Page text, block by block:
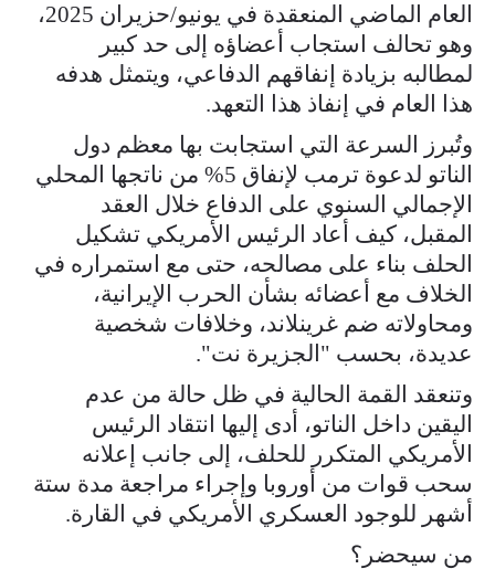
العام الماضي المنعقدة في يونيو/حزيران 2025،
وهو تحالف استجاب أعضاؤه إلى حد كبير
لمطالبه بزيادة إنفاقهم الدفاعي، ويتمثل هدفه
هذا العام في إنفاذ هذا التعهد.
وتُبرز السرعة التي استجابت بها معظم دول
الناتو لدعوة ترمب لإنفاق 5% من ناتجها المحلي
الإجمالي السنوي على الدفاع خلال العقد
المقبل، كيف أعاد الرئيس الأمريكي تشكيل
الحلف بناء على مصالحه، حتى مع استمراره في
الخلاف مع أعضائه بشأن الحرب الإيرانية،
ومحاولاته ضم غرينلاند، وخلافات شخصية
عديدة، بحسب "الجزيرة نت".
وتنعقد القمة الحالية في ظل حالة من عدم
اليقين داخل الناتو، أدى إليها انتقاد الرئيس
الأمريكي المتكرر للحلف، إلى جانب إعلانه
سحب قوات من أوروبا وإجراء مراجعة مدة ستة
أشهر للوجود العسكري الأمريكي في القارة.
من سيحضر؟